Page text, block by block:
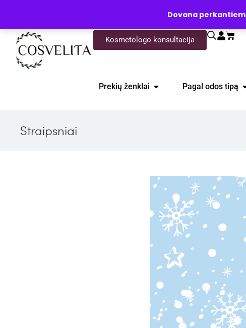
Dovana
Kosmetologo konsultacija
Prekių ženklai Pagal odos tipą
Straipsniai